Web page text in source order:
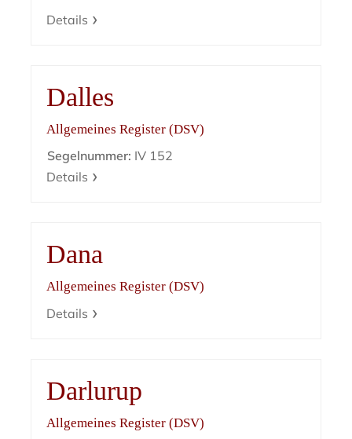
Details
Dalles
Allgemeines Register (DSV)
Segelnummer: IV 152
Details
Dana
Allgemeines Register (DSV)
Details
Darlurup
Allgemeines Register (DSV)